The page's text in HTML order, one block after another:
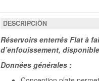
DESCRIPCIÓN
Réservoirs enterrés Flat à
d’enfouissement,
Données générales :